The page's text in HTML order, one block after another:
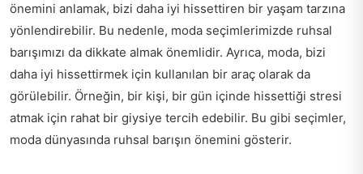
önemini anlamak, bizi daha iyi hissettiren bir yaşam tarzına
yönlendirebilir. Bu nedenle, moda seçimlerimizde ruhsal
barışımızı da dikkate almak önemlidir. Ayrıca, moda, bizi
daha iyi hissettirmek için kullanılan bir araç olarak da
görülebilir. Örneğin, bir kişi, bir gün içinde hissettiği stresi
atmak için rahat bir giysiye tercih edebilir. Bu gibi seçimler,
moda dünyasında ruhsal barışın önemini gösterir.